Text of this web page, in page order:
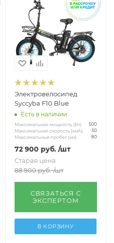
Электровелосипед
Syccyba F10 Blue
Есть в наличии
Максимальная мощность (Вт) 500
Максимальная скорость (км/ч) 50
Максимальный пробег (км) 80
72 900 руб. /шт
Старая цена
88 900руб. /шт
СВЯЗАТЬСЯ С
ЭКСПЕРТОМ
В КОРЗИНУ